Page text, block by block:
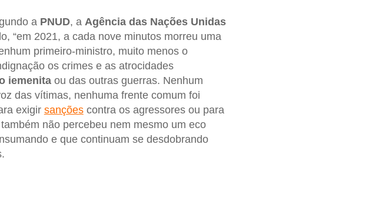
a PNUD, a Agência das Nações Unidas
“em 2021, a cada nove minutos morreu uma
primeiro-ministro, muito menos o
os crimes e as atrocidades
iemenitaou das outras guerras. Nenhum
das vítimas, nenhuma frente comum foi
exigir sançõescontra os agressores ou para
não percebeu nem mesmo um eco
e que continuam se desdobrando